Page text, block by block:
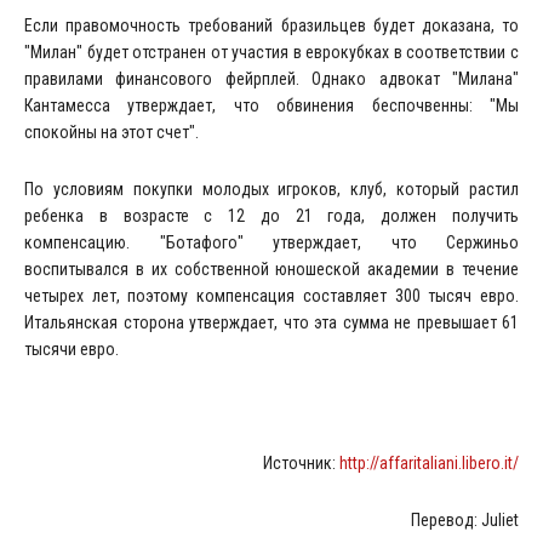
Если правомочность требований бразильцев будет доказана, то
"Милан" будет отстранен от участия в еврокубках в соответствии с
правилами финансового фейрплей. Однако адвокат "Милана"
Кантамесса утверждает, что обвинения беспочвенны: "Мы
спокойны на этот счет".
По условиям покупки молодых игроков, клуб, который растил
ребенка в возрасте с 12 до 21 года, должен получить
компенсацию. "Ботафого" утверждает, что Сержиньо
воспитывался в их собственной юношеской академии в течение
четырех лет, поэтому компенсация составляет 300 тысяч евро.
Итальянская сторона утверждает, что эта сумма не превышает 61
тысячи евро.
Источник: http://affaritaliani.libero.it/
Перевод: Juliet